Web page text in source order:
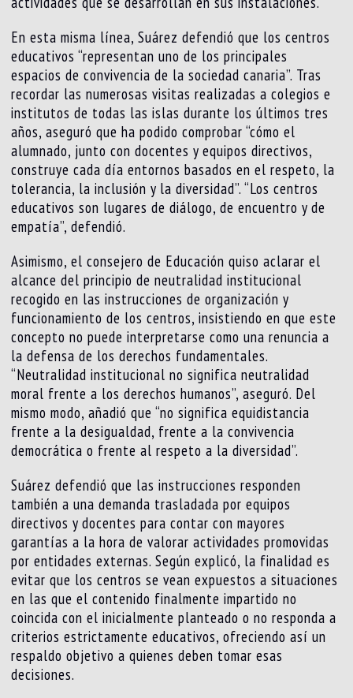
En esta misma línea, Suárez defendió que los centros
educativos “representan uno de los principales
espacios de convivencia de la sociedad canaria”. Tras
recordar las numerosas visitas realizadas a colegios e
institutos de todas las islas durante los últimos tres
años, aseguró que ha podido comprobar “cómo el
alumnado, junto con docentes y equipos directivos,
construye cada día entornos basados en el respeto, la
tolerancia, la inclusión y la diversidad”. “Los centros
educativos son lugares de diálogo, de encuentro y de
empatía”, defendió.
Asimismo, el consejero de Educación quiso aclarar el
alcance del principio de neutralidad institucional
recogido en las instrucciones de organización y
funcionamiento de los centros, insistiendo en que este
concepto no puede interpretarse como una renuncia a
la defensa de los derechos fundamentales.
“Neutralidad institucional no significa neutralidad
moral frente a los derechos humanos”, aseguró. Del
mismo modo, añadió que “no significa equidistancia
frente a la desigualdad, frente a la convivencia
democrática o frente al respeto a la diversidad”.
Suárez defendió que las instrucciones responden
también a una demanda trasladada por equipos
directivos y docentes para contar con mayores
garantías a la hora de valorar actividades promovidas
por entidades externas. Según explicó, la finalidad es
evitar que los centros se vean expuestos a situaciones
en las que el contenido finalmente impartido no
coincida con el inicialmente planteado o no responda a
criterios estrictamente educativos, ofreciendo así un
respaldo objetivo a quienes deben tomar esas
decisiones.